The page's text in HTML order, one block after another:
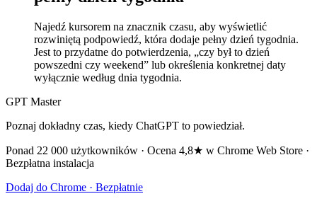
Najedź kursorem na znacznik czasu, aby wyświetlić
rozwiniętą podpowiedź, która dodaje pełny dzień tygodnia.
Jest to przydatne do potwierdzenia, „czy był to dzień
powszedni czy weekend” lub określenia konkretnej daty
wyłącznie według dnia tygodnia.
GPT Master
Poznaj dokładny czas, kiedy ChatGPT to powiedział.
Ponad 22 000 użytkowników · Ocena 4,8★ w Chrome Web Store ·
Bezpłatna instalacja
Dodaj do Chrome · Bezpłatnie